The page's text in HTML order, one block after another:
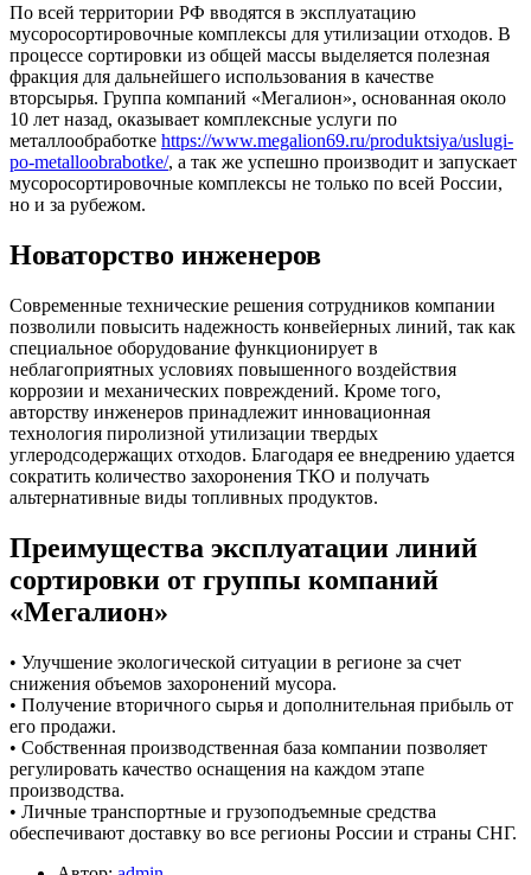
По всей территории РФ вводятся в эксплуатацию
мусоросортировочные комплексы для утилизации отходов. В
процессе сортировки из общей массы выделяется полезная
фракция для дальнейшего использования в качестве
вторсырья. Группа компаний «Мегалион», основанная около
10 лет назад, оказывает комплексные услуги по
металлообработке https://www.megalion69.ru/produktsiya/uslugi-
po-metalloobrabotke/, а так же успешно производит и запускает
мусоросортировочные комплексы не только по всей России,
но и за рубежом.
Новаторство инженеров
Современные технические решения сотрудников компании
позволили повысить надежность конвейерных линий, так как
специальное оборудование функционирует в
неблагоприятных условиях повышенного воздействия
коррозии и механических повреждений. Кроме того,
авторству инженеров принадлежит инновационная
технология пиролизной утилизации твердых
углеродсодержащих отходов. Благодаря ее внедрению удается
сократить количество захоронения ТКО и получать
альтернативные виды топливных продуктов.
Преимущества эксплуатации линий
сортировки от группы компаний
«Мегалион»
• Улучшение экологической ситуации в регионе за счет
снижения объемов захоронений мусора.
• Получение вторичного сырья и дополнительная прибыль от
его продажи.
• Собственная производственная база компании позволяет
регулировать качество оснащения на каждом этапе
производства.
• Личные транспортные и грузоподъемные средства
обеспечивают доставку во все регионы России и страны СНГ.